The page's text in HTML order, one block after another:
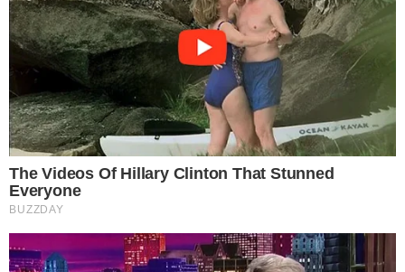
6 แป้งสาลี น้ำส้มสายชู